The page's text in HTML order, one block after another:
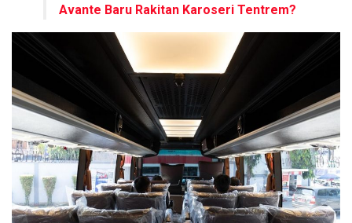
Avante Baru Rakitan Karoseri Tentrem?